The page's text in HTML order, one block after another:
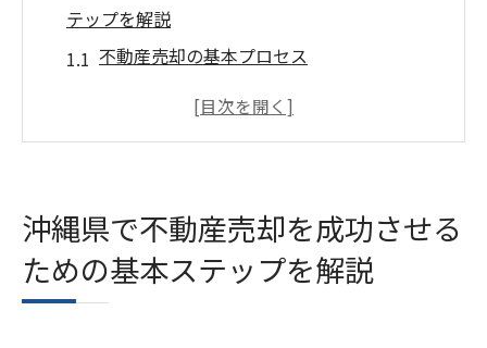
テップを解説
不動産売却の基本プロセス
売却前の準備と必要書類
最終的な契約手続きの流れ
市場の動向を把握して沖縄県で不動産売却のチ
ャンスを掴む
沖縄県で不動産売却を成功させる
ための基本ステップを解説